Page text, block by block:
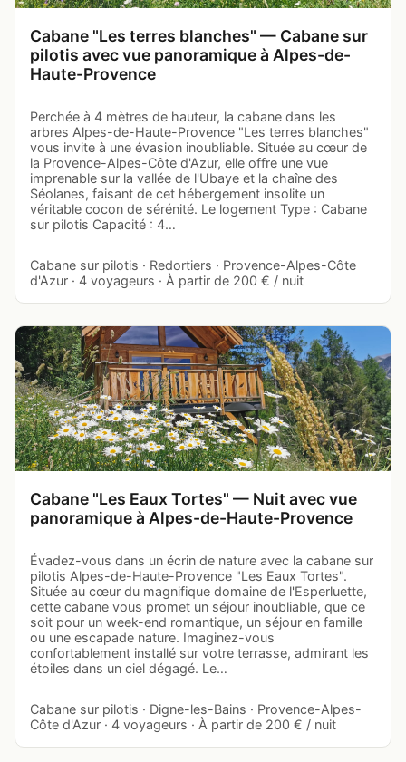
Cabane "Les terres blanches" — Cabane sur
pilotis avec vue panoramique à Alpes-de-
Haute-Provence
Perchée à 4 mètres de hauteur, la cabane dans les
arbres Alpes-de-Haute-Provence "Les terres blanches"
vous invite à une évasion inoubliable. Située au cœur de
la Provence-Alpes-Côte d'Azur, elle offre une vue
imprenable sur la vallée de l'Ubaye et la chaîne des
Séolanes, faisant de cet hébergement insolite un
véritable cocon de sérénité. Le logement Type : Cabane
sur pilotis Capacité : 4…
Cabane sur pilotis · Redortiers · Provence-Alpes-Côte
d'Azur · 4 voyageurs · À partir de 200 € / nuit
Cabane "Les Eaux Tortes" — Nuit avec vue
panoramique à Alpes-de-Haute-Provence
Évadez-vous dans un écrin de nature avec la cabane sur
pilotis Alpes-de-Haute-Provence "Les Eaux Tortes".
Située au cœur du magnifique domaine de l'Esperluette,
cette cabane vous promet un séjour inoubliable, que ce
soit pour un week-end romantique, un séjour en famille
ou une escapade nature. Imaginez-vous
confortablement installé sur votre terrasse, admirant les
étoiles dans un ciel dégagé. Le…
Cabane sur pilotis · Digne-les-Bains · Provence-Alpes-
Côte d'Azur · 4 voyageurs · À partir de 200 € / nuit